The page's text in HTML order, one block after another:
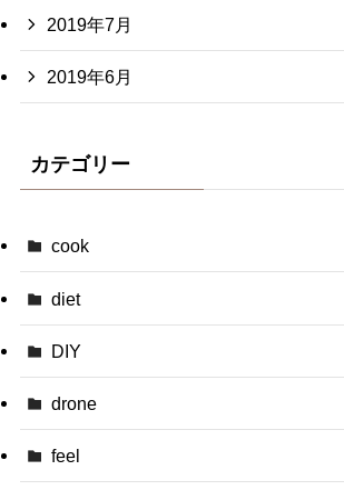
2019年7月
2019年6月
カテゴリー
cook
diet
DIY
drone
feel